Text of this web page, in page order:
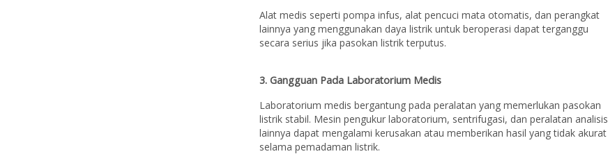
Alat medis seperti pompa infus, alat pencuci mata otomatis, dan perangkat
lainnya yang menggunakan daya listrik untuk beroperasi dapat terganggu
secara serius jika pasokan listrik terputus.
3. Gangguan Pada Laboratorium Medis
Laboratorium medis bergantung pada peralatan yang memerlukan pasokan
listrik stabil. Mesin pengukur laboratorium, sentrifugasi, dan peralatan analisis
lainnya dapat mengalami kerusakan atau memberikan hasil yang tidak akurat
selama pemadaman listrik.